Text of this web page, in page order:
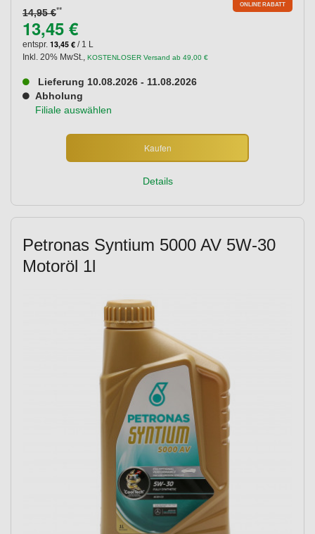
14,95 €**
ONLINE RABATT
13,45 €
entspr. 13,45 € / 1 L
Inkl. 20% MwSt., KOSTENLOSER Versand ab 49,00 €
Lieferung 10.08.2026 - 11.08.2026
Abholung
Filiale auswählen
Kaufen
Details
Petronas Syntium 5000 AV 5W-30
Motoröl 1l